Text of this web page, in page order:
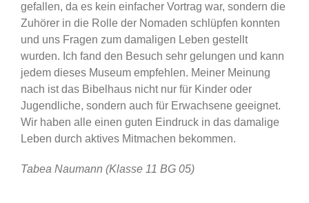
gefallen, da es kein einfacher Vortrag war, sondern die
Zuhörer in die Rolle der Nomaden schlüpfen konnten
und uns Fragen zum damaligen Leben gestellt
wurden. Ich fand den Besuch sehr gelungen und kann
jedem dieses Museum empfehlen. Meiner Meinung
nach ist das Bibelhaus nicht nur für Kinder oder
Jugendliche, sondern auch für Erwachsene geeignet.
Wir haben alle einen guten Eindruck in das damalige
Leben durch aktives Mitmachen bekommen.
Tabea Naumann (Klasse 11 BG 05)